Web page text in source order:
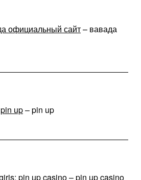
официальный сайт– вавада
pin up– pin up
pin up casino– pin up casino